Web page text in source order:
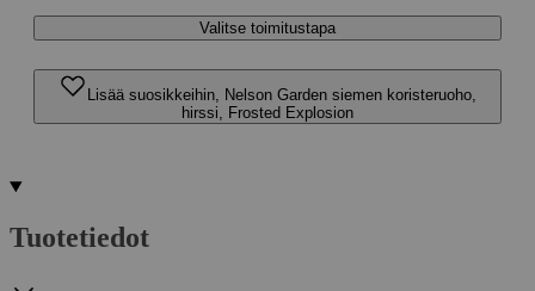
Valitse toimitustapa
Lisää suosikkeihin, Nelson Garden siemen koristeruoho,
hirssi, Frosted Explosion
Tuotetiedot